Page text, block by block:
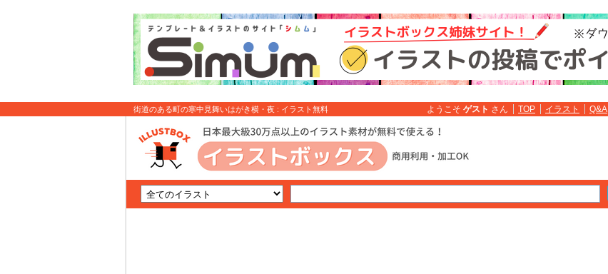
街道のある町の寒中見舞いはがき横・夜 : イラスト無料 ようこそ ゲスト さん TOP イラスト Q&A